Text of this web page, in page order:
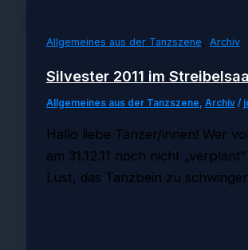
Allgemeines aus der Tanzszene , Archiv
Silvester 2011 im
Allgemeines aus der Tanzszene, Archiv/
Hallo liebe Tänzer/innen! Wer
am 31.12.11 noch nicht
Lust, das Tanzbein zu